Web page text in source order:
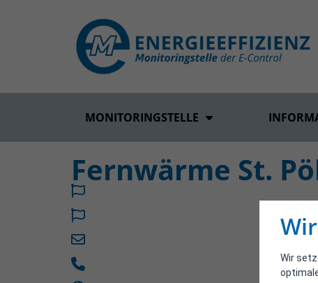
Wir
MONITORINGSTELLE
Fernwärme St.